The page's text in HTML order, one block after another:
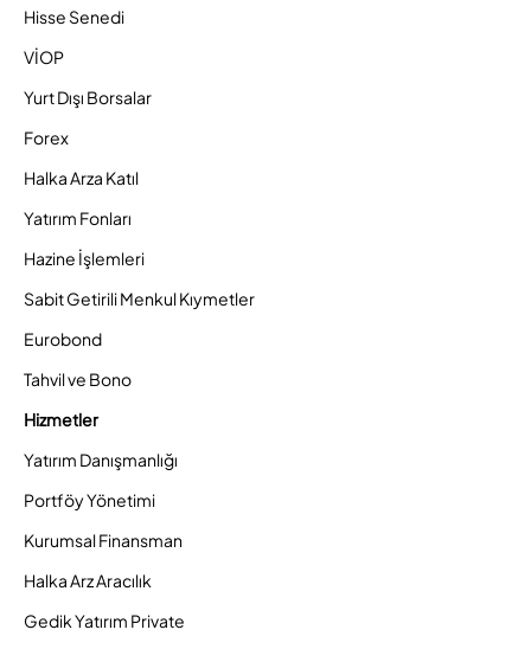
Hisse Senedi
VİOP
Yurt Dışı Borsalar
Forex
Halka Arza Katıl
Yatırım Fonları
Hazine İşlemleri
Sabit Getirili Menkul Kıymetler
Eurobond
Tahvil ve Bono
Hizmetler
Yatırım Danışmanlığı
Portföy Yönetimi
Kurumsal Finansman
Halka Arz Aracılık
Gedik Yatırım Private